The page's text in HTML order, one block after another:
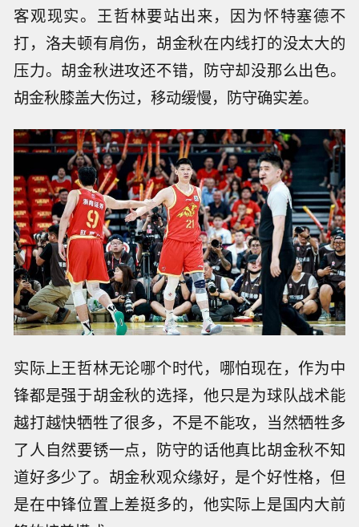
客观现实。王哲林要站出来，因为怀特塞德不
打，洛夫顿有肩伤，胡金秋在内线打的没太大的
压力。胡金秋进攻还不错，防守却没那么出色。
胡金秋膝盖大伤过，移动缓慢，防守确实差。
实际上王哲林无论哪个时代，哪怕现在，作为中
锋都是强于胡金秋的选择，他只是为球队战术能
越打越快牺牲了很多，不是不能攻，当然牺牲多
了人自然要锈一点，防守的话他真比胡金秋不知
道好多少了。胡金秋观众缘好，是个好性格，但
是在中锋位置上差挺多的，他实际上是国内大前